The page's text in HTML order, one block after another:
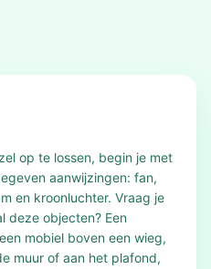
op te lossen, begin je met
aanwijzingen: fan,
en kroonluchter. Vraag je
deze objecten? Een
mobiel boven een wieg,
muur of aan het plafond,